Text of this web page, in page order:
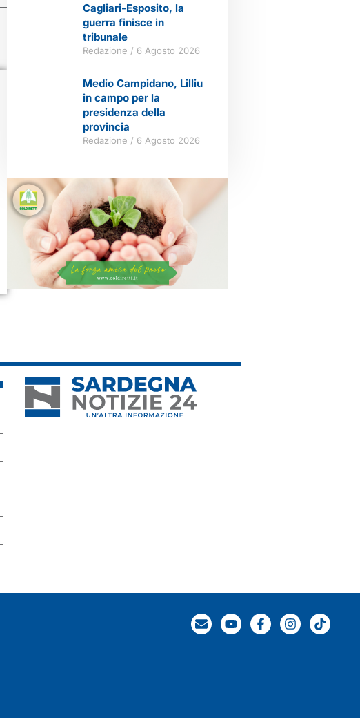
Cagliari-Esposito, la
guerra finisce in
tribunale
Redazione 6 Agosto 2026
Medio Campidano, Lilliu
in campo per la
presidenza della
provincia
Redazione 6 Agosto 2026